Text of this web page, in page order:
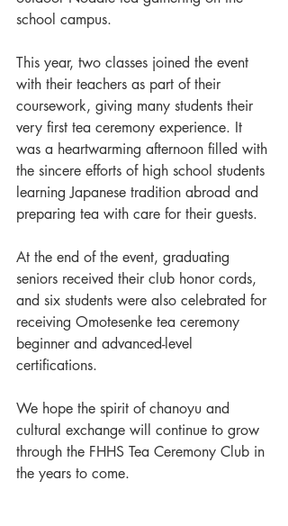
school campus.
This year, two classes joined the event
with their teachers as part of their
coursework, giving many students their
very first tea ceremony experience. It
was a heartwarming afternoon filled with
the sincere efforts of high school students
learning Japanese tradition abroad and
preparing tea with care for their guests.
At the end of the event, graduating
seniors received their club honor cords,
and six students were also celebrated for
receiving Omotesenke tea ceremony
beginner and advanced-level
certifications.
We hope the spirit of chanoyu and
cultural exchange will continue to grow
through the FHHS Tea Ceremony Club in
the years to come.